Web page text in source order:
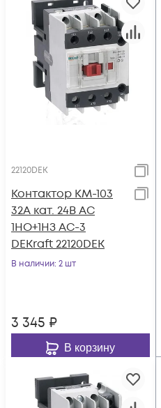
22120DEK
Контактор КМ-103
32А кат. 24В AC
1НО+1НЗ AC-3
DEKraft 22120DEK
В наличии: 2 шт
3 345 ₽
В корзину